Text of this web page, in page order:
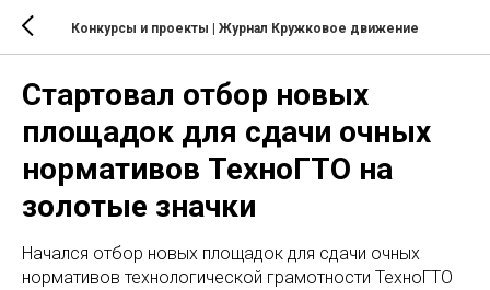
Конкурсы и проекты | Журнал Кружковое движение
Стартовал отбор новых
площадок для сдачи очных
нормативов ТехноГТО на
золотые значки
Начался отбор новых площадок для сдачи очных
нормативов технологической грамотности ТехноГТО